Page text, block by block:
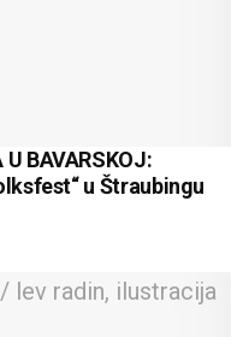
U BAVARSKOJ:
u Štraubingu